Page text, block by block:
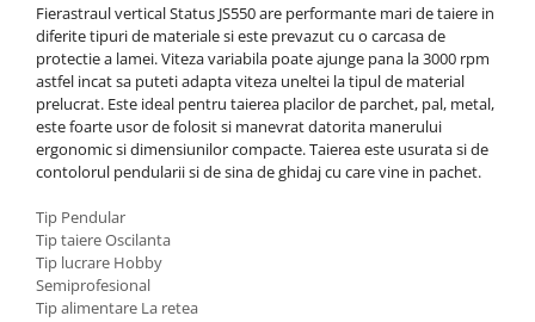
Masini automate de spalat rufe
Masini de spalat rufe cu uscator
Masini de spalat rufe verticale
Uscatoare de rufe
Masini de spalat vase
Masini de spalat vase incorporabile
Masini de spalat vase
independente
Motoburghiu/Foreza pamant
Pachete Incorporabile
Fierastraul vertical Status JS550 are performante mari de taiere in
diferite tipuri de materiale si este prevazut cu o carcasa de
protectie a lamei. Viteza variabila poate ajunge pana la 3000 rpm
astfel incat sa puteti adapta viteza uneltei la tipul de material
prelucrat. Este ideal pentru taierea placilor de parchet, pal, metal,
este foarte usor de folosit si manevrat datorita manerului
ergonomic si dimensiunilor compacte. Taierea este usurata si de
contolorul pendularii si de sina de ghidaj cu care vine in pachet.
Tip Pendular
Tip taiereOscilanta
Tip lucrare Hobby
Semiprofesional
Tip alimentare La retea